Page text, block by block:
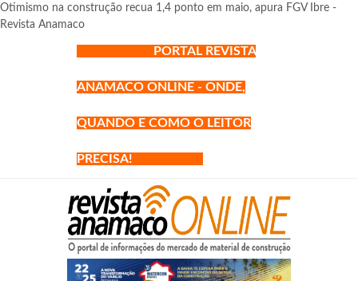
Otimismo na construção recua 1,4 ponto em maio, apura FGV Ibre -
Revista Anamaco
PORTAL REVISTA
ANAMACO ONLINE - ONDE,
QUANDO E COMO O LEITOR
PRECISA!